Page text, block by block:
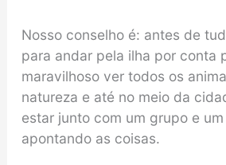
Nosso conselho é: antes de
para andar pela ilha por conta
maravilhoso ver todos os
natureza e até no meio da
estar junto com um grupo e
apontando as coisas.